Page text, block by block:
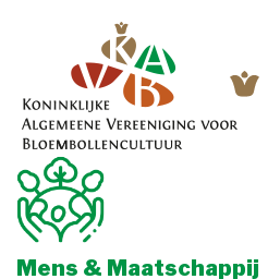
Mens & Maatschappij